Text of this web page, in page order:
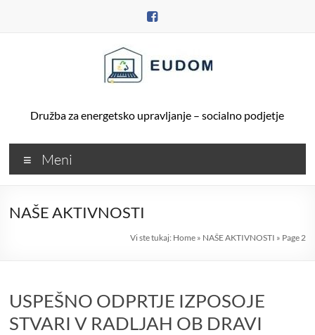
Družba za energetsko upravljanje – socialno podjetje
Meni
NAŠE AKTIVNOSTI
Vi ste tukaj: Home» NAŠE AKTIVNOSTI » Page 2
USPEŠNO ODPRTJE IZPOSOJE
STVARI V RADLJAH OB DRAVI